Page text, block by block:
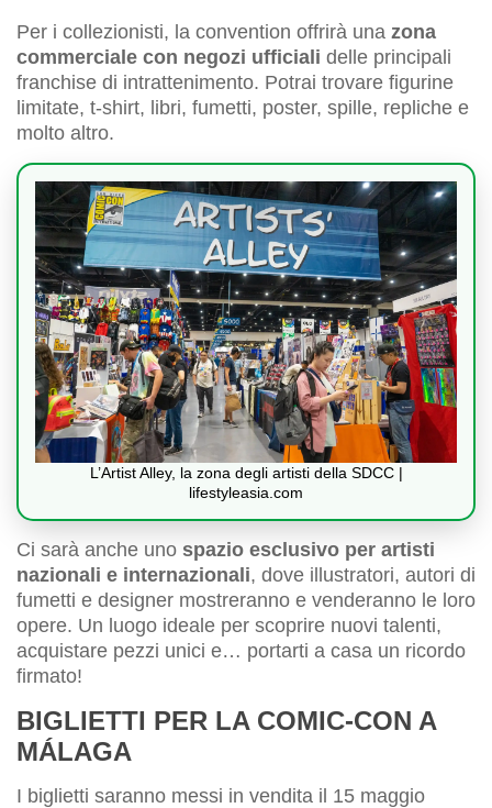
Per i collezionisti, la convention offrirà una zona
commerciale con negozi ufficiali delle principali
franchise di intrattenimento. Potrai trovare figurine
limitate, t-shirt, libri, fumetti, poster, spille, repliche e
molto altro.
L’Artist Alley, la zona degli artisti della SDCC |
lifestyleasia.com
Ci sarà anche uno spazio esclusivo per artisti
nazionali e internazionali, dove illustratori, autori di
fumetti e designer mostreranno e venderanno le loro
opere. Un luogo ideale per scoprire nuovi talenti,
acquistare pezzi unici e… portarti a casa un ricordo
firmato!
BIGLIETTI PER LA COMIC-CON A
MÁLAGA
I biglietti saranno messi in vendita il 15 maggio